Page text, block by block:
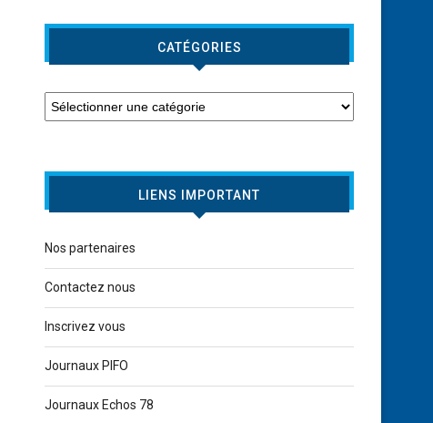
CATÉGORIES
LIENS IMPORTANT
Nos partenaires
Contactez nous
Inscrivez vous
Journaux PIFO
Journaux Echos 78